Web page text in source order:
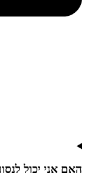
האם אני יכול